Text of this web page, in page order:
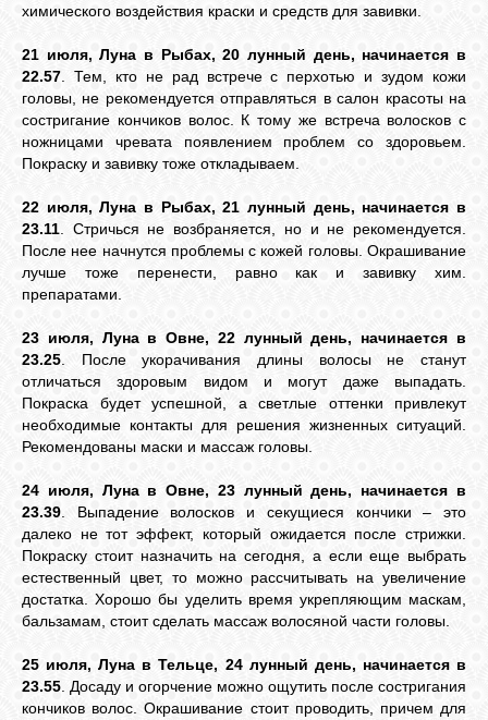
химического воздействия краски и средств для завивки.
21 июля, Луна в Рыбах, 20 лунный день, начинается в
22.57 . Тем, кто не рад встрече с перхотью и зудом кожи
головы, не рекомендуется отправляться в салон красоты на
состригание кончиков волос. К тому же встреча волосков с
ножницами чревата появлением проблем со здоровьем.
Покраску и завивку тоже откладываем.
22 июля, Луна в Рыбах, 21 лунный день, начинается в
23.11 . Стричься не возбраняется, но и не рекомендуется.
После нее начнутся проблемы с кожей головы. Окрашивание
лучше тоже перенести, равно как и завивку хим.
препаратами.
23 июля, Луна в Овне, 22 лунный день, начинается в
23.25 . После укорачивания длины волосы не станут
отличаться здоровым видом и могут даже выпадать.
Покраска будет успешной, а светлые оттенки привлекут
необходимые контакты для решения жизненных ситуаций.
Рекомендованы маски и массаж головы.
24 июля, Луна в Овне, 23 лунный день, начинается в
23.39 . Выпадение волосков и секущиеся кончики – это
далеко не тот эффект, который ожидается после стрижки.
Покраску стоит назначить на сегодня, а если еще выбрать
естественный цвет, то можно рассчитывать на увеличение
достатка. Хорошо бы уделить время укрепляющим маскам,
бальзамам, стоит сделать массаж волосяной части головы.
25 июля, Луна в Тельце, 24 лунный день, начинается в
23.55 . Досаду и огорчение можно ощутить после состригания
кончиков волос. Окрашивание стоит проводить, причем для